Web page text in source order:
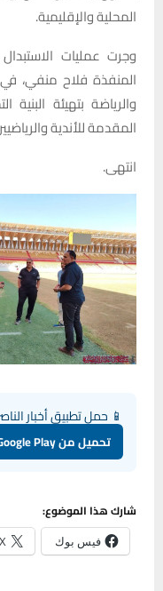
المحلية والإقليمية.
وجرت عمليات
المنفذة فلاح منفي،
والرياضة بتهيئة
المقدمة للأندية
انتهى.
📱 حمل تطبيق أخبار
تحميل من Google Play
شارك هذا الموضوع:
فيس بوك X